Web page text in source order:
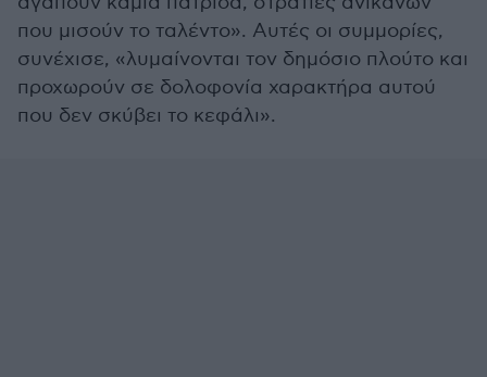
που μισούν το ταλέντο». Αυτές οι συμμορίες,
συνέχισε, «λυμαίνονται τον δημόσιο πλούτο και
προχωρούν σε δολοφονία χαρακτήρα αυτού
που δεν σκύβει το κεφάλι».